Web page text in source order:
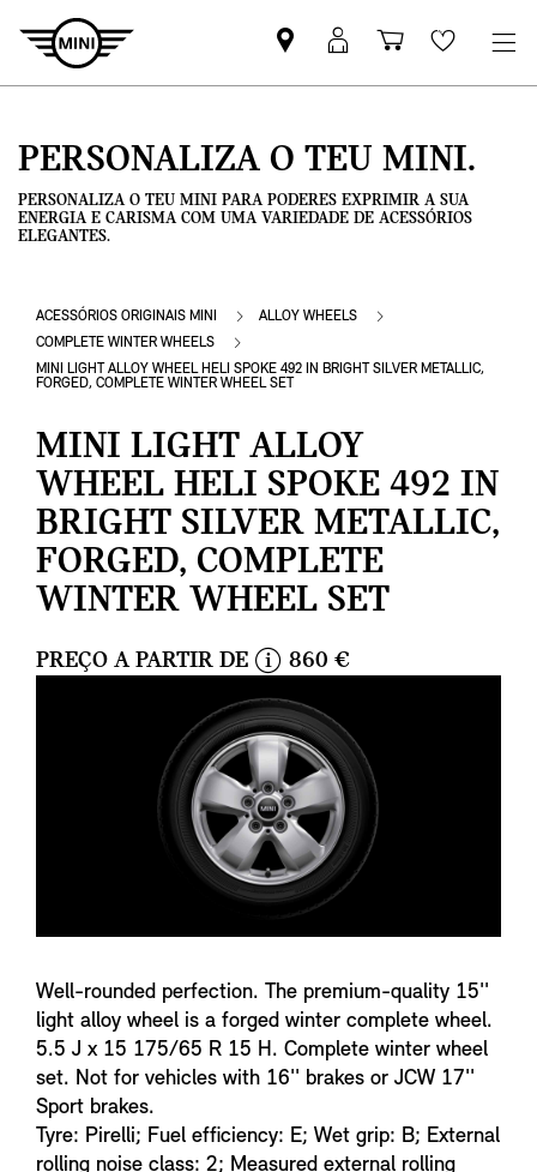
Pesquisar
parceiro
Iniciar
sessão
Carrinho
de
Wishlist
PERSONALIZA O TEU MINI.
PERSONALIZA O TEU MINI PARA PODERES EXPRIMIR A SUA
ENERGIA E CARISMA COM UMA VARIEDADE DE ACESSÓRIOS
ELEGANTES.
ACESSÓRIOS ORIGINAIS MINI
ALLOY WHEELS
COMPLETE WINTER WHEELS
MINI LIGHT ALLOY WHEEL HELI SPOKE 492 IN BRIGHT SILVER METALLIC,
FORGED, COMPLETE WINTER WHEEL SET
MINI LIGHT ALLOY
WHEEL HELI SPOKE 492 IN
BRIGHT SILVER METALLIC,
FORGED, COMPLETE
WINTER WHEEL SET
PREÇO A PARTIR DE
n
f
o
860 €
Well-rounded perfection. The premium-quality 15''
light alloy wheel is a forged winter complete wheel.
5.5 J x 15 175/65 R 15 H. Complete winter wheel
set. Not for vehicles with 16'' brakes or JCW 17''
Sport brakes.
Tyre: Pirelli; Fuel efficiency: E; Wet grip: B; External
rolling noise class: 2; Measured external rolling